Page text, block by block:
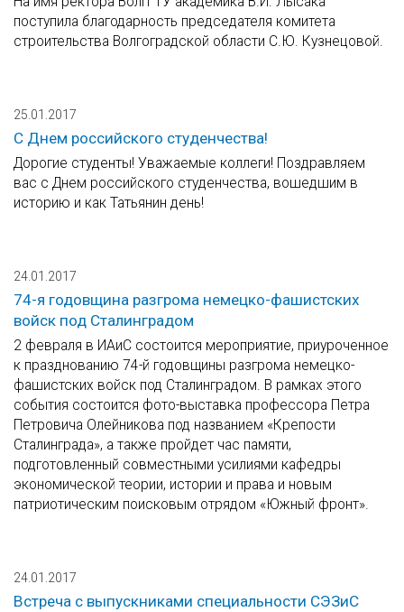
поступила благодарность председателя комитета
строительства Волгоградской области С.Ю. Кузнецовой.
25.01.2017
С Днем российского студенчества!
Дорогие студенты! Уважаемые коллеги! Поздравляем
вас с Днем российского студенчества, вошедшим в
историю и как Татьянин день!
24.01.2017
74-я годовщина разгрома немецко-фашистских
войск под Сталинградом
2 февраля в ИАиС состоится мероприятие, приуроченное
к празднованию 74-й годовщины разгрома немецко-
фашистских войск под Сталинградом. В рамках этого
события состоится фото-выставка профессора Петра
Петровича Олейникова под названием «Крепости
Сталинграда», а также пройдет час памяти,
подготовленный совместными усилиями кафедры
экономической теории, истории и права и новым
патриотическим поисковым отрядом «Южный фронт».
24.01.2017
Встреча с выпускниками специальности СЭЗиС